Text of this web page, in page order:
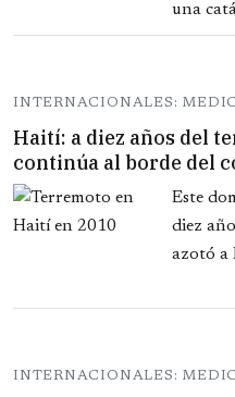
una
INTERNACIONALES:
Haití: a diez años del
continúa al borde del
Este
diez
azotó a
INTERNACIONALES: